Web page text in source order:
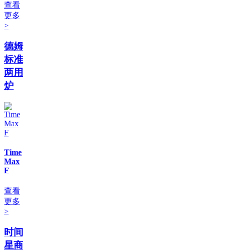
查看
更多
>
德姆
标准
两用
炉
Time
Max
F
查看
更多
>
时间
星商